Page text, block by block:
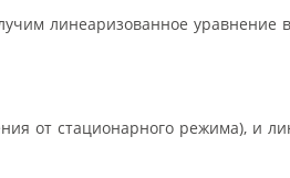
линеаризованное
от стационарного режима), и